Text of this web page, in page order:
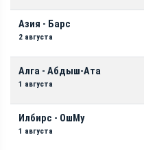
Азия - Барс
2 августа
Алга - Абдыш-Ата
1 августа
Илбирс - ОшМу
1 августа